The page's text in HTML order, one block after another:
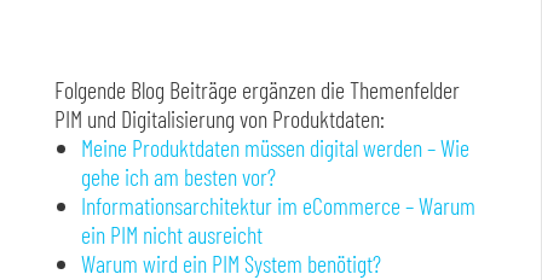
Folgende Blog Beiträge ergänzen die Themenfelder
PIM und Digitalisierung von Produktdaten:
Meine Produktdaten müssen digital werden – Wie
gehe ich am besten vor?
Informationsarchitektur im eCommerce – Warum
ein PIM nicht ausreicht
Warum wird ein PIM System benötigt?